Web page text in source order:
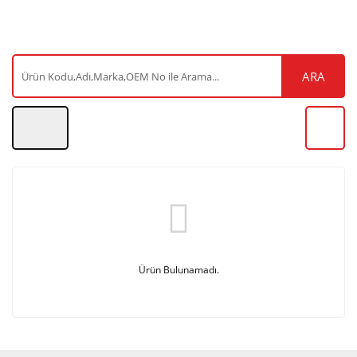
ARA
Ürün Bulunamadı.